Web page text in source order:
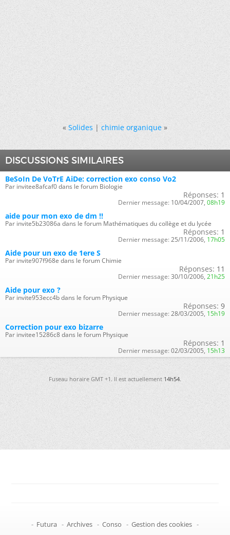
« Solides|chimie organique »
DISCUSSIONS SIMILAIRES
BeSoIn De VoTrE AiDe: correction exo conso Vo2
Par invitee8afcaf0 dans le forum Biologie
Réponses: 1
Dernier message: 10/04/2007, 08h19
aide pour mon exo de dm !!
Par invite5b23086a dans le forum Mathématiques du collège et du lycée
Réponses: 1
Dernier message: 25/11/2006, 17h05
Aide pour un exo de 1ere S
Par invite907f968e dans le forum Chimie
Réponses: 11
Dernier message: 30/10/2006, 21h25
Aide pour exo ?
Par invite953ecc4b dans le forum Physique
Réponses: 9
Dernier message: 28/03/2005, 15h19
Correction pour exo bizarre
Par invitee15286c8 dans le forum Physique
Réponses: 1
Dernier message: 02/03/2005, 15h13
Fuseau horaire GMT +1. Il est actuellement14h54.
- Futura - Archives - Conso - Gestion des cookies -